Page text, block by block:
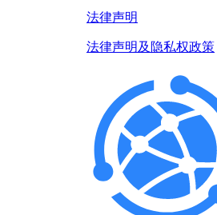
法律声明
法律声明及隐私权政策